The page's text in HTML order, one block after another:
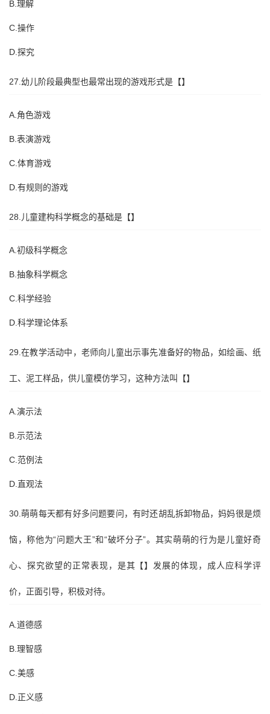
B.理解
C.操作
D.探究
27.幼儿阶段最典型也最常出现的游戏形式是【】
A.角色游戏
B.表演游戏
C.体育游戏
D.有规则的游戏
28.儿童建构科学概念的基础是【】
A.初级科学概念
B.抽象科学概念
C.科学经验
D.科学理论体系
29.在教学活动中，老师向儿童出示事先准备好的物品，如绘画、纸
工、泥工样品，供儿童模仿学习，这种方法叫【】
A.演示法
B.示范法
C.范例法
D.直观法
30.萌萌每天都有好多问题要问，有时还胡乱拆卸物品，妈妈很是烦
恼，称他为“问题大王”和“破坏分子”。其实萌萌的行为是儿童好奇
心、探究欲望的正常表现，是其【】发展的体现，成人应科学评
价，正面引导，积极对待。
A.道德感
B.理智感
C.美感
D.正义感